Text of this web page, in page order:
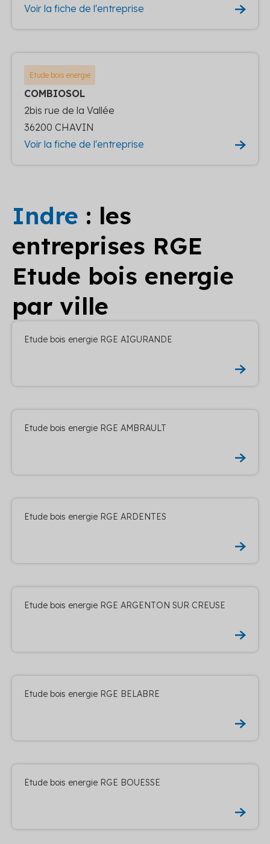
Voir la fiche de l'entreprise
Etude bois energie
COMBIOSOL
2bis rue de la Vallée
36200 CHAVIN
Voir la fiche de l'entreprise
Indre : les
entreprises RGE
Etude bois energie
par ville
Etude bois energie RGE AIGURANDE
Etude bois energie RGE AMBRAULT
Etude bois energie RGE ARDENTES
Etude bois energie RGE ARGENTON SUR CREUSE
Etude bois energie RGE BELABRE
Etude bois energie RGE BOUESSE